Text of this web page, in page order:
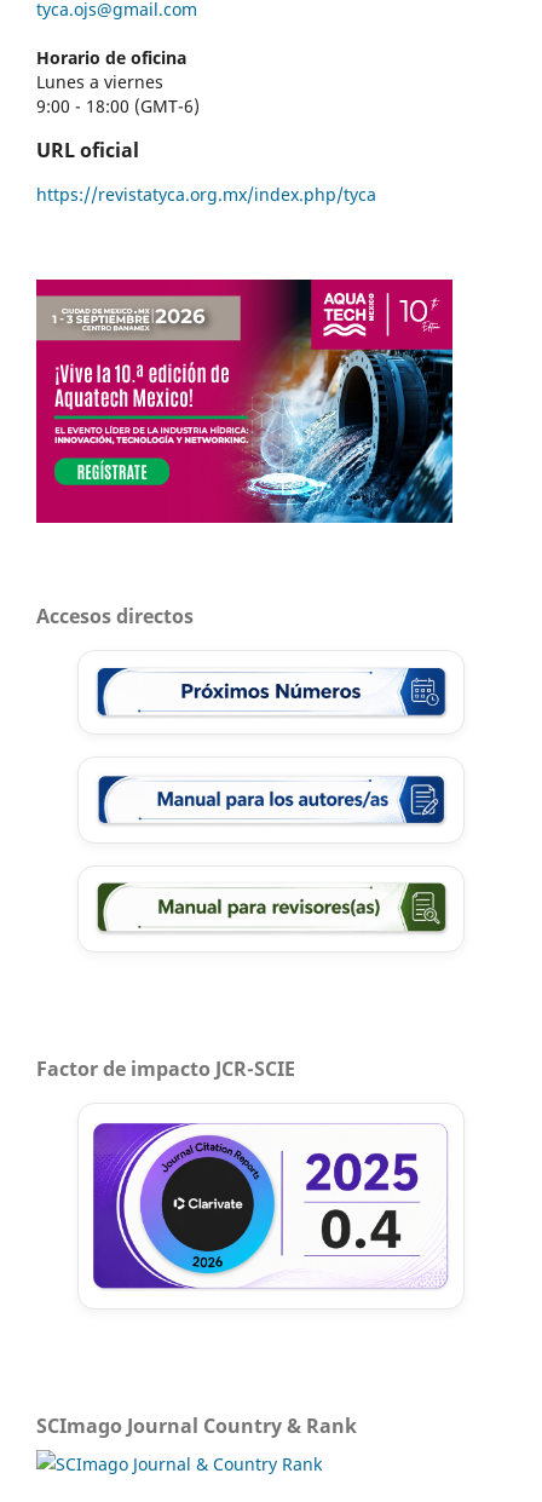
tyca.ojs@gmail.com
Horario de oficina
Lunes a viernes
9:00 - 18:00 (GMT-6)
URL oficial
https://revistatyca.org.mx/index.php/tyca
Accesos directos
Factor de impacto JCR-SCIE
SCImago Journal Country & Rank